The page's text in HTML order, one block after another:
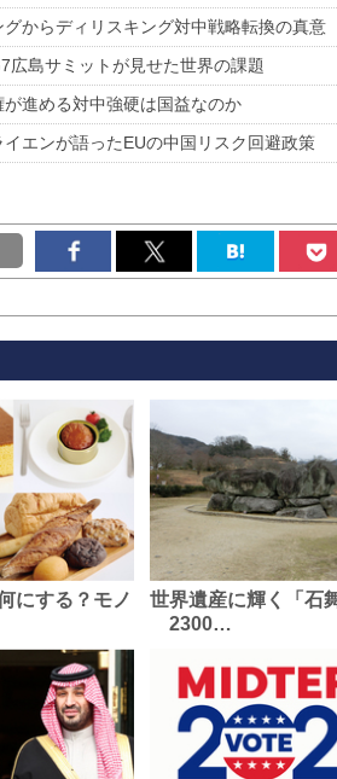
からディリスキング対中戦略転換の真意
広島サミットが見せた世界の課題
進める対中強硬は国益なのか
イエンが語ったEUの中国リスク回避政策
にする？モノ
世界遺産に輝く「石
2300…